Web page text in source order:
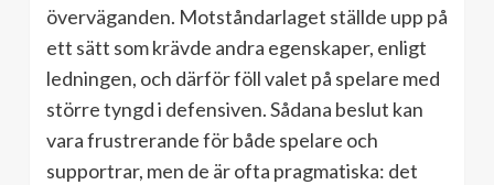
överväganden. Motståndarlaget ställde upp på
ett sätt som krävde andra egenskaper, enligt
ledningen, och därför föll valet på spelare med
större tyngd i defensiven. Sådana beslut kan
vara frustrerande för både spelare och
supportrar, men de är ofta pragmatiska: det